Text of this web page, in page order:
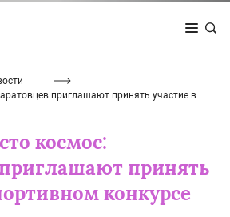
приглашают принять участие в
космос:
принять
конкурсе